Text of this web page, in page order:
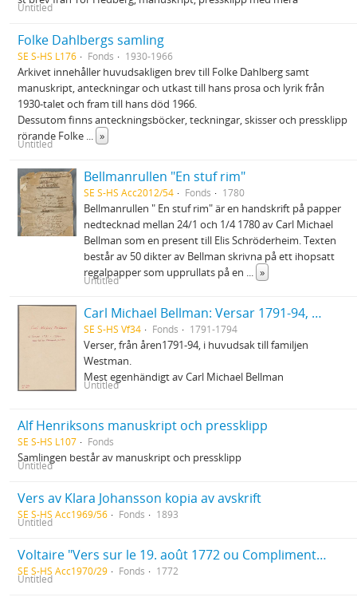
Untitled
Folke Dahlbergs samling
SE S-HS L176 Fonds 1930-1966
Arkivet innehåller huvudsakligen brev till Folke Dahlberg samt
manuskript, anteckningar och utkast till hans prosa och lyrik från
1930-talet och fram till hans död 1966.
Dessutom finns anteckningsböcker, teckningar, skisser och pressklipp
rörande Folke ... »
Untitled
Bellmanrullen "En stuf rim"
SE S-HS Acc2012/54 Fonds 1780
Bellmanrullen " En stuf rim" är en handskrift på papper
nedtecknad mellan 24/1 och 1/4 1780 av Carl Michael
Bellman som en present till Elis Schröderheim. Texten
består av 50 dikter av Bellman skrivna på ett ihopsatt
regalpapper som upprullats på en ... »
Untitled
Carl Michael Bellman: Versar 1791-94, mest till Westmanska familjen
SE S-HS Vf34 Fonds 1791-1794
Verser, från åren1791-94, i huvudsak till familjen
Westman.
Mest egenhändigt av Carl Michael Bellman
Untitled
Alf Henriksons manuskript och pressklipp
SE S-HS L107 Fonds
Samlingen består av manuskript och pressklipp
Untitled
Vers av Klara Johansson kopia av avskrift
SE S-HS Acc1969/56 Fonds 1893
Untitled
Voltaire "Vers sur le 19. août 1772 ou Compliment à sa Majesté le Roi de Suede" (kopia)
SE S-HS Acc1970/29 Fonds 1772
Untitled